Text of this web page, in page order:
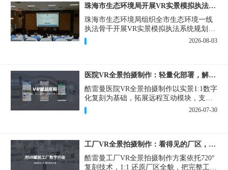
珠海市生态环境局开展VR实景模拟执法专题培训
珠海市生态环境局组织全市生态环境一线
执法骨干开展VR实景模拟执法系统规划建
设和教学培训，持续推进科技赋能生态环
境执法，夯实队伍办案“基本功”。
2026-08-03
医院VR全景拍摄制作：轻量化部署，解决医患真实痛点
酷雷曼医院VR全景拍摄制作以实景1:1数字
化复刻为基础，拓展远程互动模块，支持
定制，轻量化搭建部署，可挂载在公众
号、官网等线上平台。
2026-07-30
工厂VR全景拍摄制作：看得见的厂区，省下来的成本
酷雷曼工厂VR全景拍摄制作方案依托720°
复刻技术，1:1 还原厂区全貌，把完整工厂